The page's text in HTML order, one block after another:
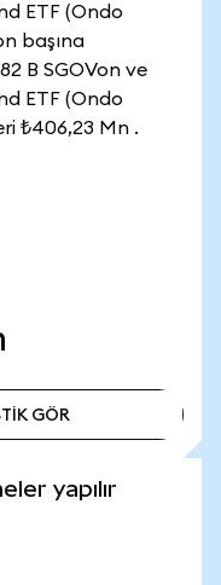
ETF (Ondo
başına
B SGOVon ve
ETF (Ondo
₺406,23 Mn .
GÖR
yapılır